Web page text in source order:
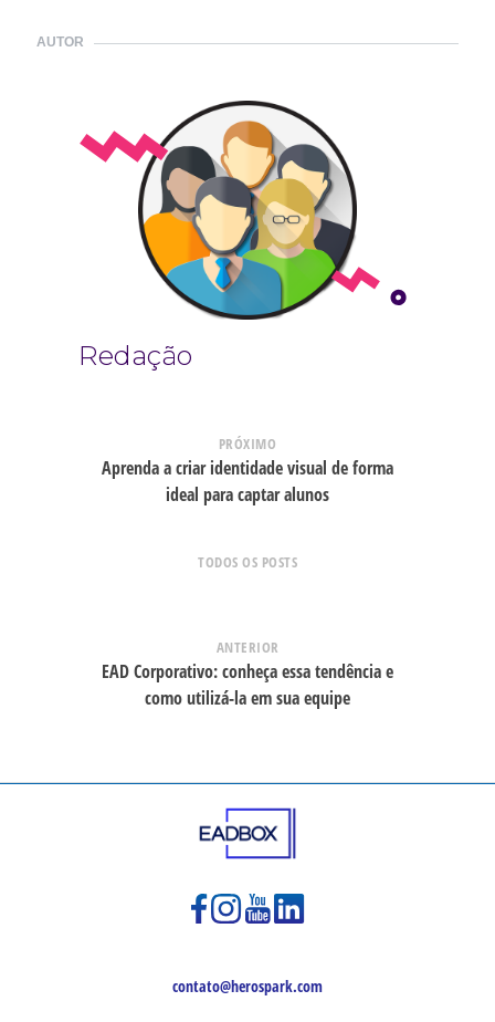
AUTOR
Redação
PRÓXIMO
Aprenda a criar identidade visual de forma
ideal para captar alunos
TODOS OS POSTS
ANTERIOR
EAD Corporativo: conheça essa tendência e
como utilizá-la em sua equipe
contato@herospark.com